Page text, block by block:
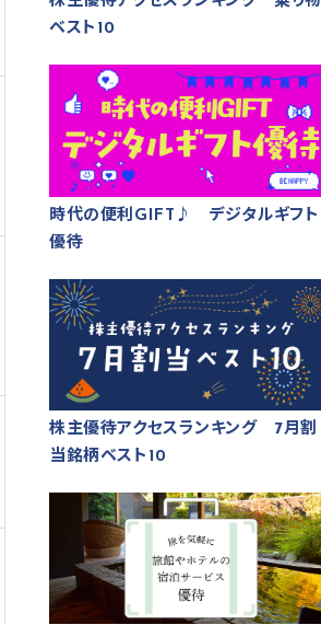
ベスト10
時代の便利GIFT♪ デジタルギフト
優待
株主優待アクセスランキング 7月割
当銘柄ベスト10